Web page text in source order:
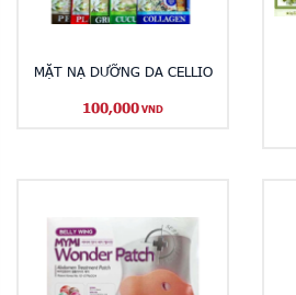
MẶT NẠ DƯỠNG DA CELLIO
100,000 VND